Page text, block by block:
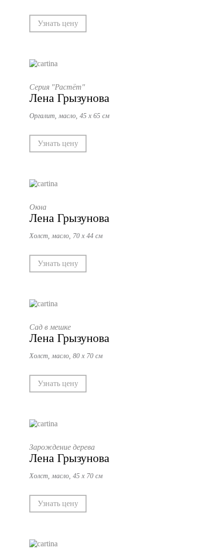
Узнать цену
Серия "Растёт"
Лена Грызунова
Оргалит, масло, 45 х 65 см
Узнать цену
Окна
Лена Грызунова
Холст, масло, 70 х 44 см
Узнать цену
Сад в мешке
Лена Грызунова
Холст, масло, 80 х 70 см
Узнать цену
Зарождение дерева
Лена Грызунова
Холст, масло, 45 х 70 см
Узнать цену